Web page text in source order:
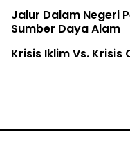
Jalur Dalam Negeri
Sumber Daya Alam
Krisis Iklim Vs. Krisis